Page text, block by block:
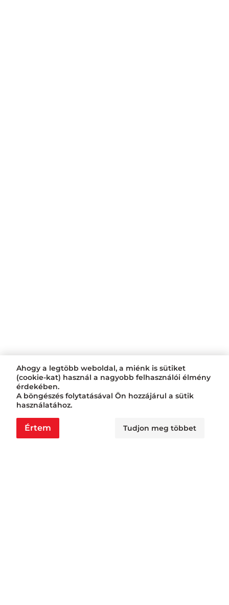
Ahogy a legtöbb weboldal, a miénk is sütiket
(cookie-kat) használ a nagyobb felhasználói élmény
érdekében.
A böngészés folytatásával Ön hozzájárul a sütik
használatához.
Értem Tudjon meg többet